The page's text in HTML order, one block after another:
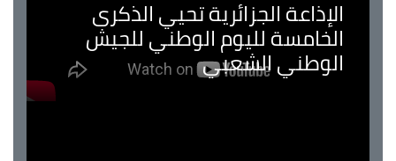
الإذاعة الجزائرية تحيي الذكرى
الخامسة لليوم الوطني للجيش
الوطني الشعبي